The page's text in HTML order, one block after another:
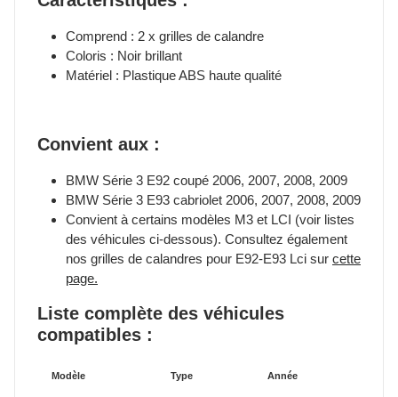
Comprend : 2 x grilles de calandre
Coloris : Noir brillant
Matériel : Plastique ABS haute qualité
Convient aux :
BMW Série 3 E92 coupé 2006, 2007, 2008, 2009
BMW Série 3 E93 cabriolet 2006, 2007, 2008, 2009
Convient à certains modèles M3 et LCI (voir listes
des véhicules ci-dessous). Consultez également
nos grilles de calandres pour E92-E93 Lci sur cette
page.
Liste complète des véhicules
compatibles :
Modèle Type Année